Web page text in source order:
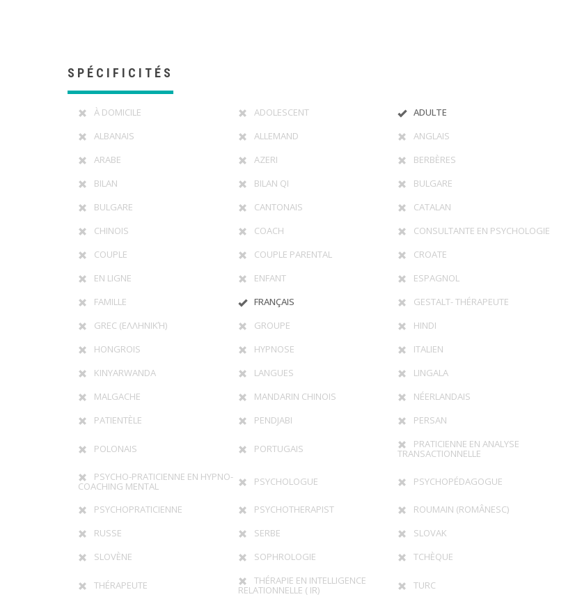
SPÉCIFICITÉS
À DOMICILE ADOLESCENT
ADULTE
ALBANAIS
ALLEMAND
ANGLAIS
ARABE
AZERI
BERBÈRES
BILAN
BILAN QI
BULGARE
BULGARE
CANTONAIS
CATALAN
CHINOIS
COACH
CONSULTANTE EN PSYCHOLOGIE
COUPLE
COUPLE PARENTAL
CROATE
EN LIGNE
ENFANT
ESPAGNOL
FAMILLE
FRANÇAIS
GESTALT- THÉRAPEUTE
GREC (ΕΛΛΗΝΙΚΉ)
GROUPE
HINDI
HONGROIS
HYPNOSE
ITALIEN
KINYARWANDA
LANGUES
LINGALA
MALGACHE
MANDARIN CHINOIS
NÉERLANDAIS
PATIENTÈLE
PENDJABI PERSAN
POLONAIS PORTUGAIS PRATICIENNE EN ANALYSE
TRANSACTIONNELLE
PSYCHO-PRATICIENNE EN HYPNO-
COACHING MENTAL PSYCHOLOGUE PSYCHOPÉDAGOGUE
PSYCHOPRATICIENNE PSYCHOTHERAPIST
ROUMAIN (ROMÂNESC)
RUSSE
SERBE
SLOVAK
SLOVÈNE
SOPHROLOGIE TCHÈQUE
THÉRAPEUTE THÉRAPIE EN INTELLIGENCE
RELATIONNELLE ( IR) TURC